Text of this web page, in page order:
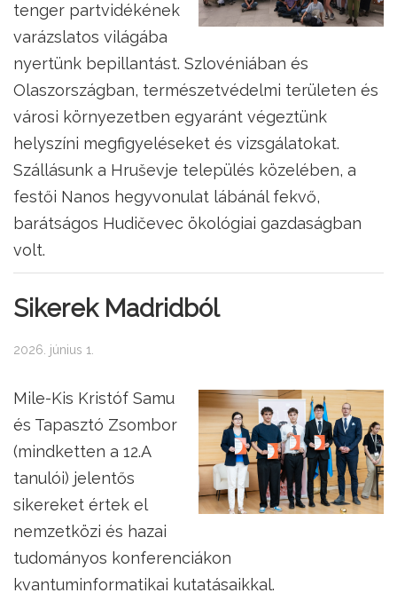
tenger partvidékének
varázslatos világába
nyertünk bepillantást. Szlovéniában és
Olaszországban, természetvédelmi területen és
városi környezetben egyaránt végeztünk
helyszíni megfigyeléseket és vizsgálatokat.
Szállásunk a Hruševje település közelében, a
festői Nanos hegyvonulat lábánál fekvő,
barátságos Hudičevec ökológiai gazdaságban
volt.
Sikerek Madridból
2026. június 1.
Mile-Kis Kristóf Samu
és Tapasztó Zsombor
(mindketten a 12.A
tanulói) jelentős
sikereket értek el
nemzetközi és hazai
tudományos konferenciákon
kvantuminformatikai kutatásaikkal.